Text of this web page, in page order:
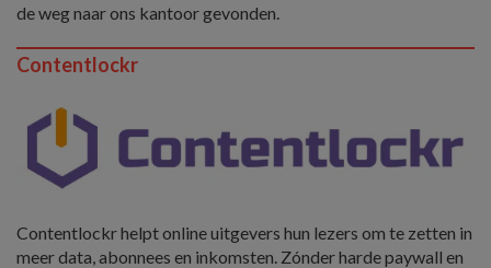
de weg naar ons kantoor gevonden.
Contentlockr
Contentlockr helpt online uitgevers hun lezers om te zetten in
meer data, abonnees en inkomsten. Zónder harde paywall en